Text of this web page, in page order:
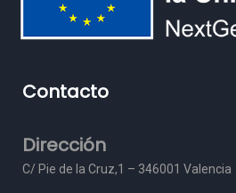
Contacto
Dirección
C/ Pie de la Cruz,1 – 346001 Valencia